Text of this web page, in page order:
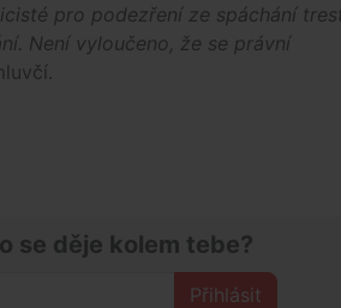
pro podezření ze spáchání
Není vyloučeno, že se právní
se děje kolem tebe?
Přihlásit